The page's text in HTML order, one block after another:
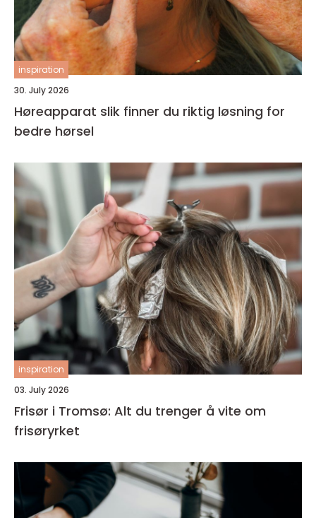
inspiration
30. July 2026
Høreapparat slik finner du riktig løsning for
bedre hørsel
inspiration
03. July 2026
Frisør i Tromsø: Alt du trenger å vite om
frisøryrket